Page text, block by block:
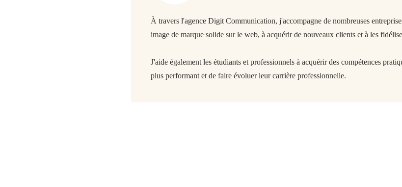
À travers l'agence Digit Communication, j'accompagne de nombreuses
image de marque solide sur le web, à acquérir de nouveaux clients et à les
J'aide également les étudiants et professionnels à acquérir des compétences
plus performant et de faire évoluer leur carrière professionnelle.